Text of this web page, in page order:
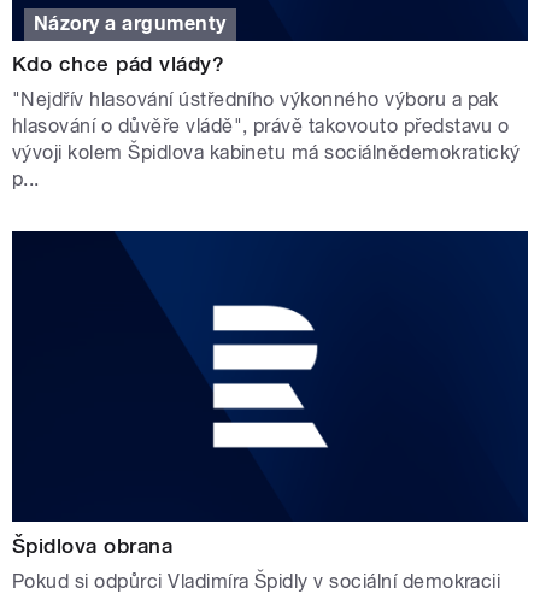
Názory a argumenty
Kdo chce pád vlády?
"Nejdřív hlasování ústředního výkonného výboru a pak
hlasování o důvěře vládě", právě takovouto představu o
vývoji kolem Špidlova kabinetu má sociálnědemokratický
p...
Špidlova obrana
Pokud si odpůrci Vladimíra Špidly v sociální demokracii